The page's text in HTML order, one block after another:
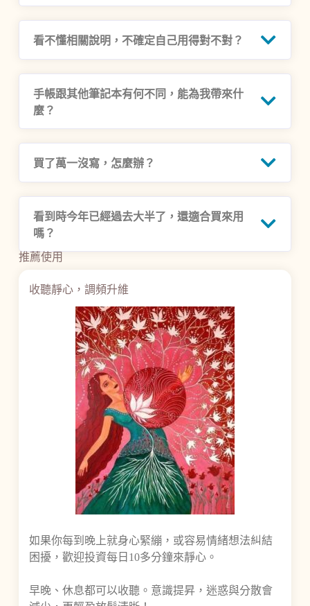
看不懂相關說明，不確定自己用得對不對？
手帳跟其他筆記本有何不同，能為我帶來什
麼？
買了萬一沒寫，怎麼辦？
看到時今年已經過去大半了，還適合買來用
嗎？
推薦使用
收聽靜心，調頻升維
如果你每到晚上就身心緊繃，或容易情緒想法糾結
困擾，歡迎投資每日10多分鐘來靜心。
早晚、休息都可以收聽。意識提昇，迷惑與分散會